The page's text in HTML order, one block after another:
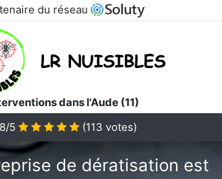
du réseau
dans l'Aude (11)
5
(113 votes)
de dératisation est